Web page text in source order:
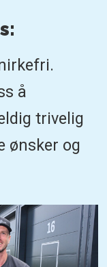
å
trivelig
ønsker og